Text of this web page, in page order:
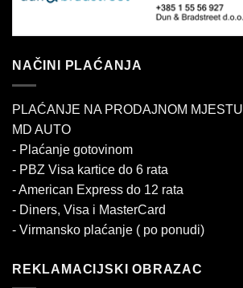
NAČINI PLAĆANJA
PLAĆANJE NA PRODAJNOM MJESTU
MD AUTO
- Plaćanje gotovinom
- PBZ Visa kartice do 6 rata
- American Express do 12 rata
- Diners, Visa i MasterCard
- Virmansko plaćanje ( po ponudi)
REKLAMACIJSKI OBRAZAC